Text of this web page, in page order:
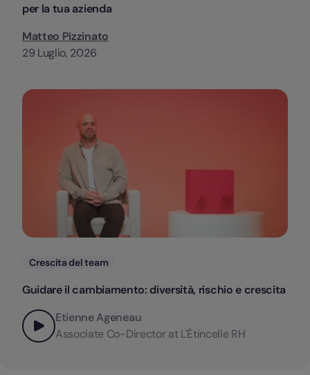
per la tua azienda
Matteo Pizzinato
29 Luglio, 2026
Categorie
Crescita del team
Guidare il cambiamento: diversità, rischio e crescita
Etienne Ageneau
Associate Co-Director at L'Étincelle RH